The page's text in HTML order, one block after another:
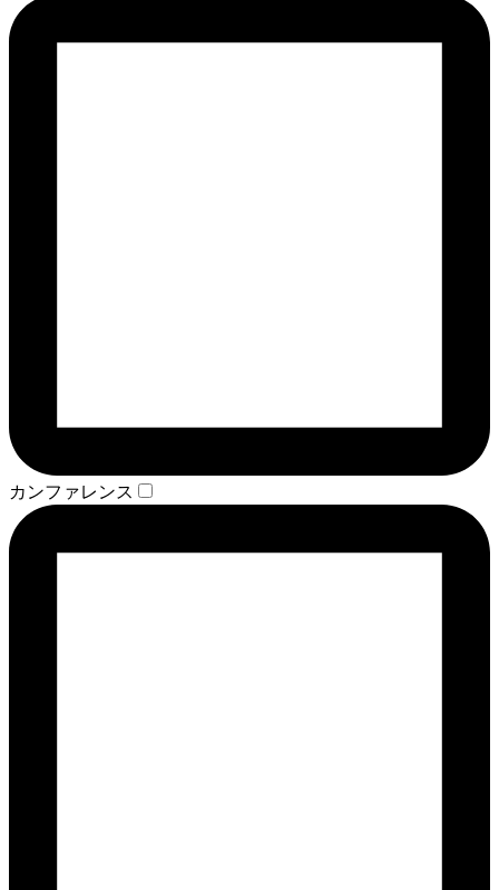
カンファレンス